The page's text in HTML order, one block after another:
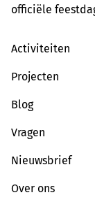
officiële
Activiteiten
Projecten
Blog
Vragen
Nieuwsbrief
Over ons